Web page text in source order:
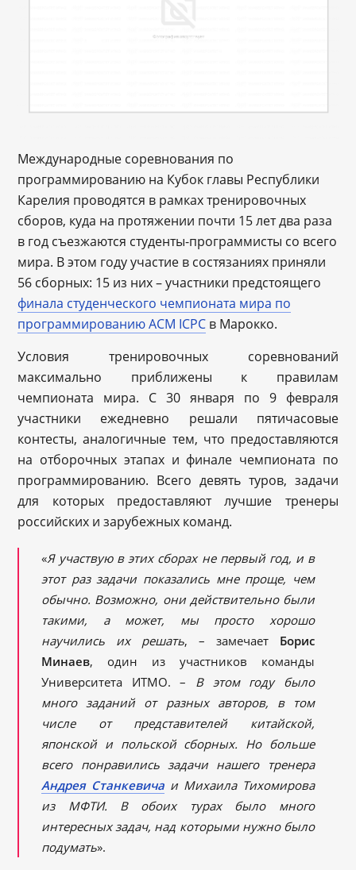
Международные соревнования по
программированию на Кубок главы Республики
Карелия проводятся в рамках тренировочных
сборов, куда на протяжении почти 15 лет два раза
в год съезжаются студенты-программисты со всего
мира. В этом году участие в состязаниях приняли
56 сборных: 15 из них – участники предстоящего
финала студенческого чемпионата мира по
программированию ACM ICPC в Марокко.
Условия тренировочных соревнований
максимально приближены к правилам
чемпионата мира. С 30 января по 9 февраля
участники ежедневно решали пятичасовые
контесты, аналогичные тем, что предоставляются
на отборочных этапах и финале чемпионата по
программированию. Всего девять туров, задачи
для которых предоставляют лучшие тренеры
российских и зарубежных команд.
«Я участвую в этих сборах не первый год, и в
этот раз задачи показались мне проще, чем
обычно. Возможно, они действительно были
такими, а может, мы просто хорошо
научились их решать, – замечает Борис
Минаев, один из участников команды
Университета ИТМО. – В этом году было
много заданий от разных авторов, в том
числе от представителей китайской,
японской и польской сборных. Но больше
всего понравились задачи нашего тренера
Андрея Станкевича и Михаила Тихомирова
из МФТИ. В обоих турах было много
интересных задач, над которыми нужно было
подумать».